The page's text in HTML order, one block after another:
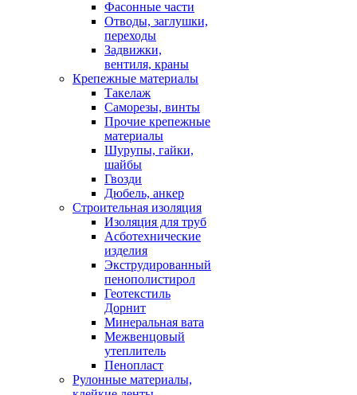
Фасонные части
Отводы, заглушки,
переходы
Задвижки,
вентиля, краны
Крепежные материалы
Такелаж
Саморезы, винты
Прочие крепежные
материалы
Шурупы, гайки,
шайбы
Гвозди
Дюбель, анкер
Строительная изоляция
Изоляция для труб
Асботехнические
изделия
Экструдированный
пенополистирол
Геотекстиль
Дорнит
Минеральная вата
Межвенцовый
утеплитель
Пенопласт
Рулонные материалы,